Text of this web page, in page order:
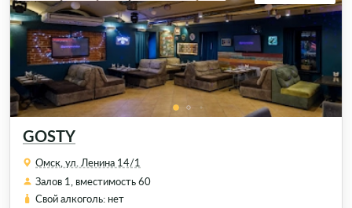
GOSTY
Омск, ул. Ленина 14/1
Залов 1, вместимость 60
Свой алкоголь: нет